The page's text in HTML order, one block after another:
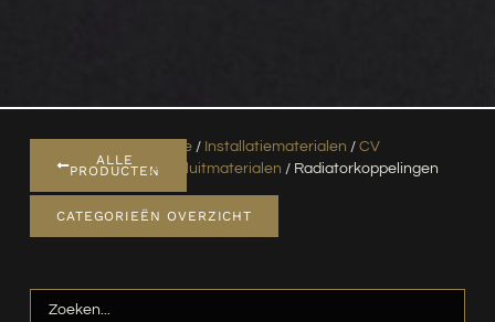
ALLE
PRODUCTEN
Home / Installatiematerialen /CV
Aansluitmaterialen / Radiatorkoppelingen
CATEGORIEËN OVERZICHT